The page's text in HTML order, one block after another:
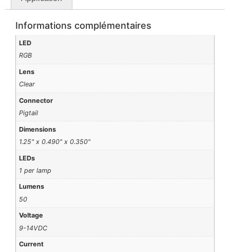
Informations complémentaires
LED
RGB
Lens
Clear
Connector
Pigtail
Dimensions
1.25" x 0.490" x 0.350"
LEDs
1 per lamp
Lumens
50
Voltage
9-14VDC
Current